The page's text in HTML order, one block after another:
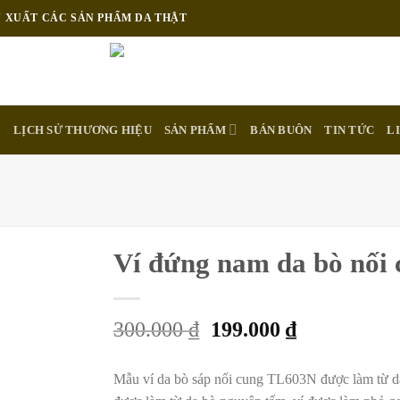
CÁC SẢN PHẨM DA THẬT
LỊCH SỬ THƯƠNG HIỆU SẢN PHẨM BÁN BUÔN TIN TỨC
Ví đứng nam da bò nối
300.000₫ 199.000₫
Mẫu ví da bò sáp nối cung TL603N được làm từ